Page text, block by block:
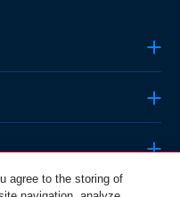
agree to the storing of